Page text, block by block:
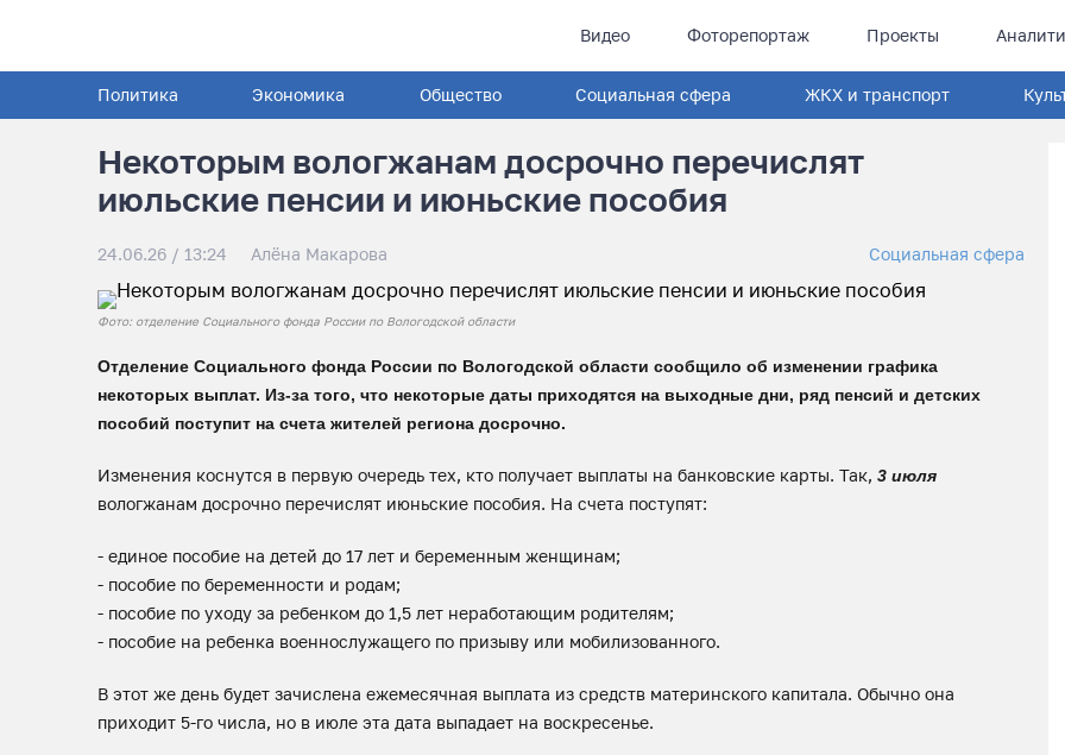
Видео Фоторепортаж Проекты
Политика Экономика Общество Социальная сфера ЖКХ и транспорт
Некоторым вологжанам досрочно перечислят
июльские пенсии и июньские пособия
24.06.26 / 13:24 Алёна Макарова Социальная сфера
Фото: отделение Социального фонда России по Вологодской области
Отделение Социального фонда России по Вологодской области сообщило об изменении графика
некоторых выплат. Из-за того, что некоторые даты приходятся на выходные дни, ряд пенсий и детских
пособий поступит на счета жителей региона досрочно.
Изменения коснутся в первую очередь тех, кто получает выплаты на банковские карты. Так, 3 июля
вологжанам досрочно перечислят июньские пособия. На счета поступят:
- единое пособие на детей до 17 лет и беременным женщинам;
- пособие по беременности и родам;
- пособие по уходу за ребенком до 1,5 лет неработающим родителям;
- пособие на ребенка военнослужащего по призыву или мобилизованного.
В этот же день будет зачислена ежемесячная выплата из средств материнского капитала. Обычно она
приходит 5-го числа, но в июле эта дата выпадает на воскресенье.